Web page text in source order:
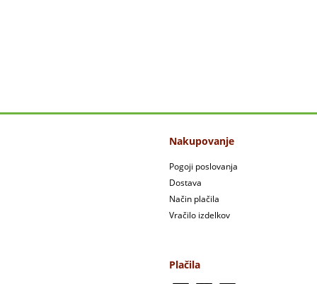
Nakupovanje
Pogoji poslovanja
Dostava
Način plačila
Vračilo izdelkov
Plačila